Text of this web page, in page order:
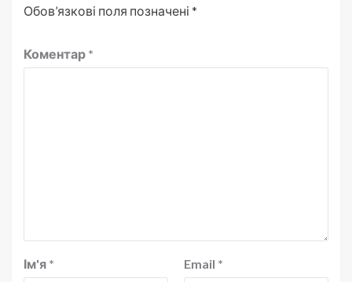
Обов’язкові поля позначені *
Коментар *
Ім'я * Email *